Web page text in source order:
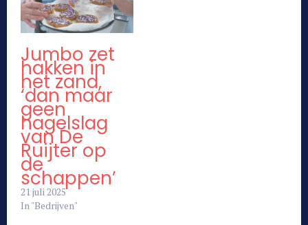
Jumbo zet
hakken in
het zand,
‘dan maar
geen
hagelslag
van De
Ruijter op
de
schappen’
21 juli 2025
In "Bedrijven"